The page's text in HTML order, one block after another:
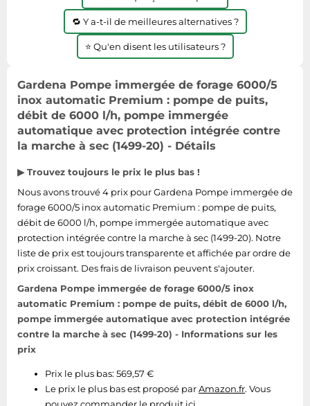
Tablettes tactiles
Tondeuses cheveux & barbe
Téléviseurs
Télévision & vidéo
Électroménager
🔁 Y a-t-il de meilleures alternatives ?
⭐ Qu'en disent les utilisateurs ?
Gardena Pompe immergée de forage 6000/5
inox automatic Premium : pompe de puits,
débit de 6000 l/h, pompe immergée
automatique avec protection intégrée contre
la marche à sec (1499-20) - Détails
▶ Trouvez toujours le prix le plus bas !
Nous avons trouvé 4 prix pour Gardena Pompe immergée de
forage 6000/5 inox automatic Premium : pompe de puits,
débit de 6000 l/h, pompe immergée automatique avec
protection intégrée contre la marche à sec (1499-20). Notre
liste de prix est toujours transparente et affichée par ordre de
prix croissant. Des frais de livraison peuvent s'ajouter.
Gardena Pompe immergée de forage 6000/5 inox
automatic Premium : pompe de puits, débit de 6000 l/h,
pompe immergée automatique avec protection intégrée
contre la marche à sec (1499-20) - Informations sur les
prix
Prix le plus bas: 569,57 €
Le prix le plus bas est proposé parAmazon.fr. Vous